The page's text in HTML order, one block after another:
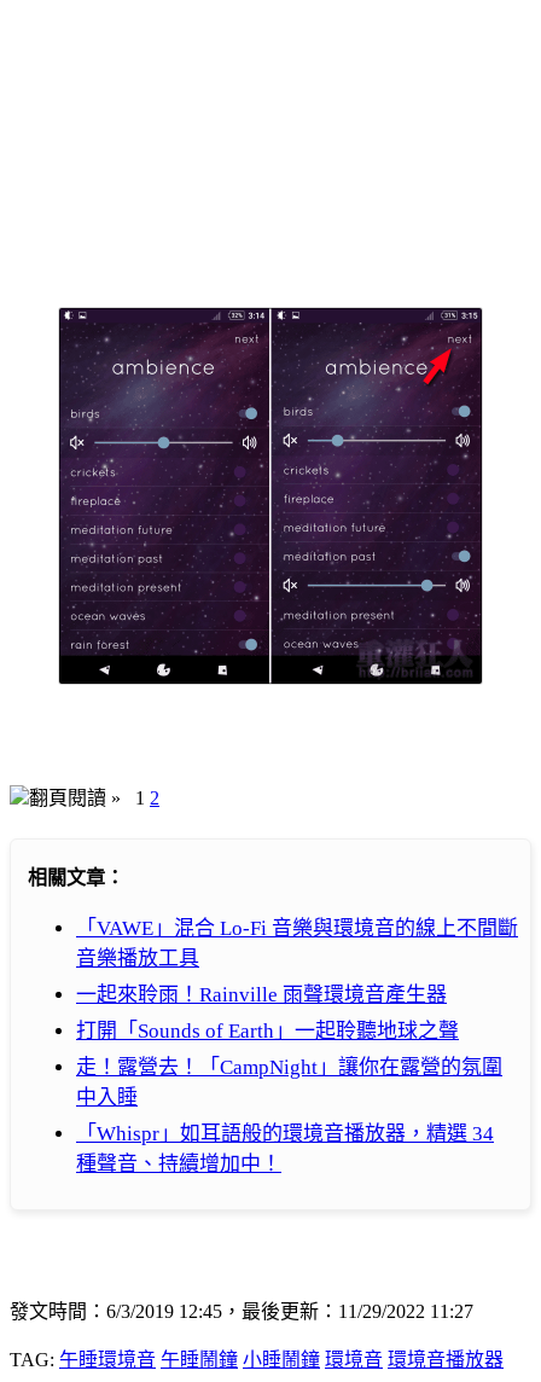
翻頁閱讀 » 1 2
相關文章：
「VAWE」混合 Lo-Fi 音樂與環境音的線上不間斷
音樂播放工具
一起來聆雨！Rainville 雨聲環境音產生器
打開「Sounds of Earth」一起聆聽地球之聲
走！露營去！「CampNight」讓你在露營的氛圍
中入睡
「Whispr」如耳語般的環境音播放器，精選 34
種聲音、持續增加中！
發文時間：6/3/2019 12:45，最後更新：11/29/2022 11:27
TAG: 午睡環境音 午睡鬧鐘 小睡鬧鐘 環境音 環境音播放器